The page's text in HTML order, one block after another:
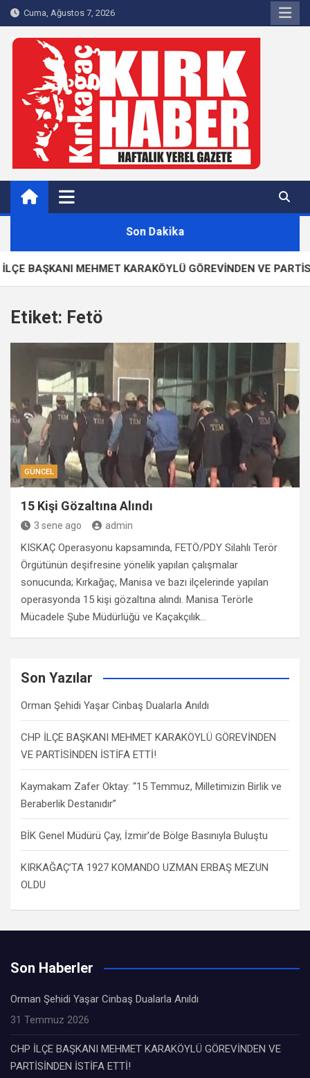
Skip
to
content
Cuma, Ağustos 7, 2026
Kırkağaç 40Haber
Kırkağaç'ın Yerel Haber Sitesi
Son Dakika
BAŞKANI MEHMET KARAKÖYLÜ GÖREVİNDEN VE
Etiket: Fetö
GÜNCEL
15 Kişi Gözaltına Alındı
3 sene ago admin
KISKAÇ Operasyonu kapsamında, FETÖ/PDY Silahlı Terör
Örgütünün deşifresine yönelik yapılan çalışmalar
sonucunda; Kırkağaç, Manisa ve bazı ilçelerinde yapılan
operasyonda 15 kişi gözaltına alındı. Manisa Terörle
Mücadele Şube Müdürlüğü ve Kaçakçılık…
Son Yazılar
Orman Şehidi Yaşar Cinbaş Dualarla Anıldı
CHP İLÇE BAŞKANI MEHMET KARAKÖYLÜ GÖREVİNDEN
VE PARTİSİNDEN İSTİFA ETTİ!
Kaymakam Zafer Oktay: “15 Temmuz, Milletimizin Birlik ve
Beraberlik Destanıdır”
BİK Genel Müdürü Çay, İzmir’de Bölge Basınıyla Buluştu
KIRKAĞAÇ’TA 1927 KOMANDO UZMAN ERBAŞ MEZUN
OLDU
Son Haberler
Orman Şehidi Yaşar Cinbaş Dualarla Anıldı
31 Temmuz 2026
CHP İLÇE BAŞKANI MEHMET KARAKÖYLÜ GÖREVİNDEN VE
PARTİSİNDEN İSTİFA ETTİ!